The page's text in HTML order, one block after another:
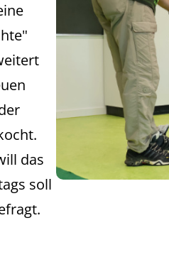
das
soll